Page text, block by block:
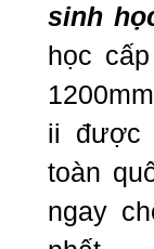
sinh
học
ii được
toàn
ngay